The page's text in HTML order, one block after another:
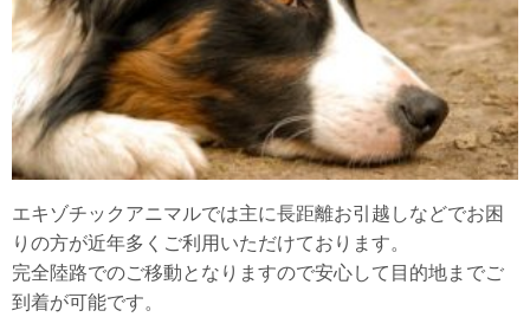
エキゾチックアニマルでは主に長距離お引越しなどでお困
りの方が近年多くご利用いただけております。
完全陸路でのご移動となりますので安心して目的地までご
到着が可能です。